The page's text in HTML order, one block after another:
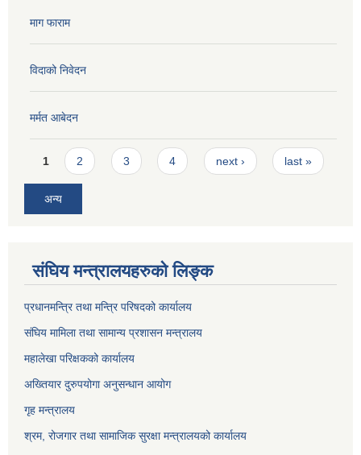
माग फाराम
विदाको निवेदन
मर्मत आबेदन
Pages
1 2 3 4 next › last »
अन्य
संघिय मन्त्रालयहरुको लिङ्‍क
प्रधानमन्त्रि तथा मन्त्रि परिषदको कार्यालय
संघिय मामिला तथा सामान्य प्रशासन मन्त्रालय
महालेखा परिक्षकको कार्यालय
अख्तियार दुरुपयोगा अनुसन्धान आयोग
गृह मन्त्रालय
श्रम, रोजगार तथा सामाजिक सुरक्षा मन्त्रालयको कार्यालय